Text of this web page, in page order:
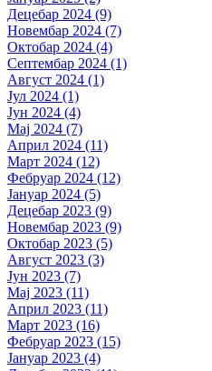
Децебар 2024 (9)
Новембар 2024 (7)
Октобар 2024 (4)
Септембар 2024 (1)
Август 2024 (1)
Јул 2024 (1)
Јун 2024 (4)
Мај 2024 (7)
Април 2024 (11)
Март 2024 (12)
Фебруар 2024 (12)
Јануар 2024 (5)
Децебар 2023 (9)
Новембар 2023 (9)
Октобар 2023 (5)
Август 2023 (3)
Јун 2023 (7)
Мај 2023 (11)
Април 2023 (11)
Март 2023 (16)
Фебруар 2023 (15)
Јануар 2023 (4)